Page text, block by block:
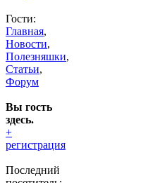
Гости:
Главная,
Новости,
Полезняшки,
Статьи,
Форум
Вы гость
здесь.
+
регистрация
Последний